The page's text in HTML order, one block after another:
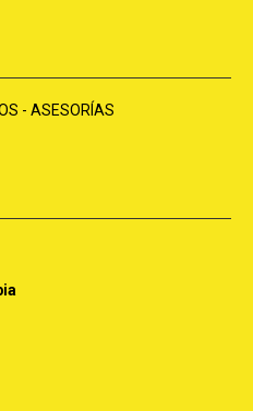
- ASESORÍAS